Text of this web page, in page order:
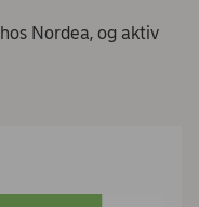
hos Nordea, og aktiv